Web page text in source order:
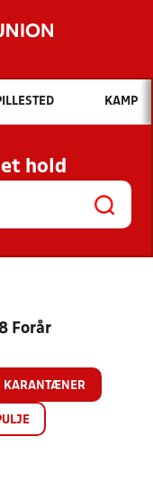
vil du søge efter?
OG NYHEDER
OG
KAMP
hold
Forår
KARANTÆNER